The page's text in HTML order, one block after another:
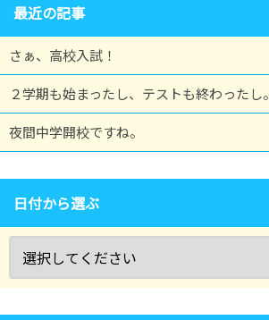
最近の記事
さぁ、高校入試！
２学期も始まったし、テストも終わったし。
夜間中学開校ですね。
日付から選ぶ